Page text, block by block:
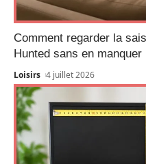
Comment regarder la
Hunted sans en manquer
Loisirs 4 juillet 2026